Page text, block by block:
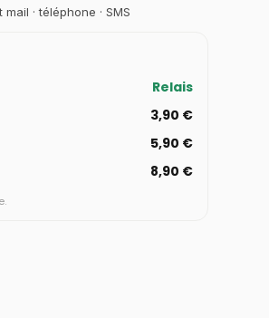
· téléphone · SMS
Relais
3,90 €
5,90 €
8,90 €